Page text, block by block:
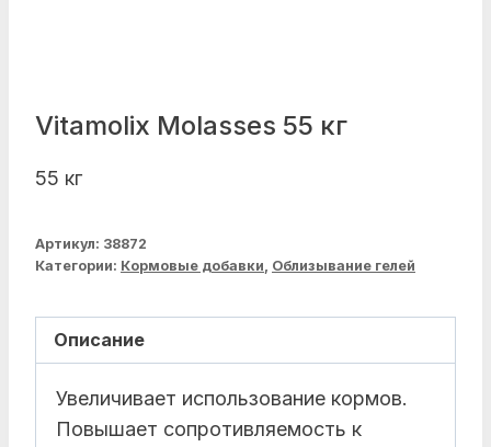
Vitamolix Molasses 55 кг
55 кг
Артикул: 38872
Категории: Кормовые добавки, Облизывание гелей
Описание
Увеличивает использование кормов.
Повышает сопротивляемость к